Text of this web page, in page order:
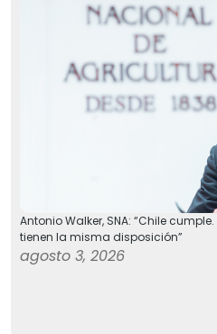
Antonio Walker, SNA: “Chile cumple.
tienen la misma disposición”
agosto 3, 2026